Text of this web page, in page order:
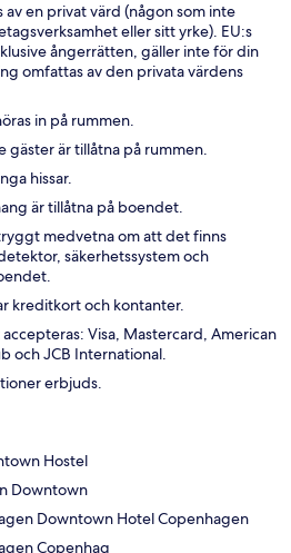
en privat värd (någon som inte
eller sitt yrke). EU:s
ångerrätten, gäller inte för din
omfattas av den privata värdens
in på rummen.
gäster är tillåtna på rummen.
hissar.
är tillåtna på boendet.
medvetna om att det finns
säkerhetssystem och
kreditkort och kontanter.
Visa, Mastercard, American
och JCB International.
erbjuds.
Hostel
Downtown
Downtown Hotel Copenhagen
Copenhag